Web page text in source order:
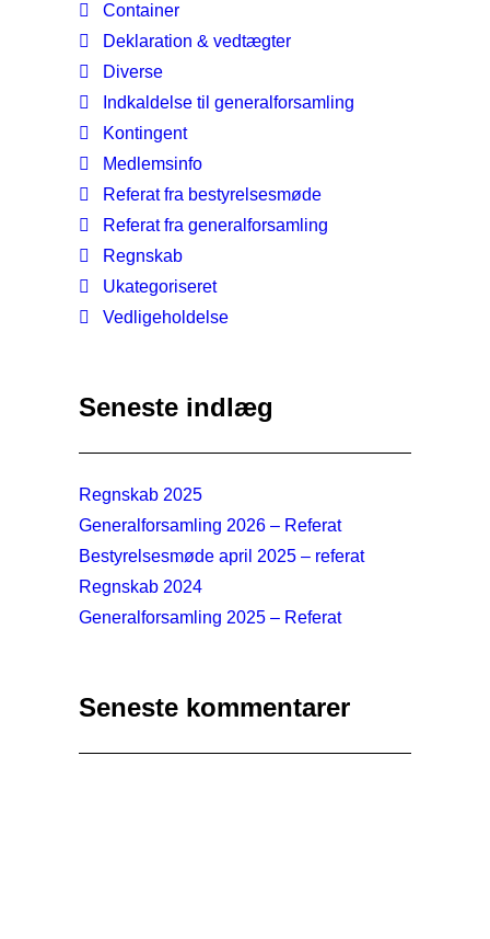
Container
Deklaration & vedtægter
Diverse
Indkaldelse til generalforsamling
Kontingent
Medlemsinfo
Referat fra bestyrelsesmøde
Referat fra generalforsamling
Regnskab
Ukategoriseret
Vedligeholdelse
Seneste indlæg
Regnskab 2025
Generalforsamling 2026 – Referat
Bestyrelsesmøde april 2025 – referat
Regnskab 2024
Generalforsamling 2025 – Referat
Seneste kommentarer